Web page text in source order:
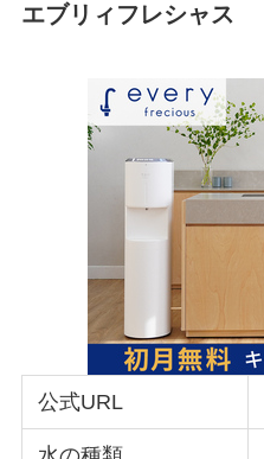
エブリィフレシャス
公式URL